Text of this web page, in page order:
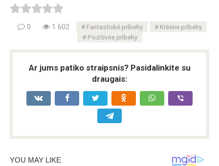
0 1 602 Fantastické príbehy
Krásne príbehy
Pozitívne príbehy
Ar jums patiko straipsnis? Pasidalinkite su
draugais: